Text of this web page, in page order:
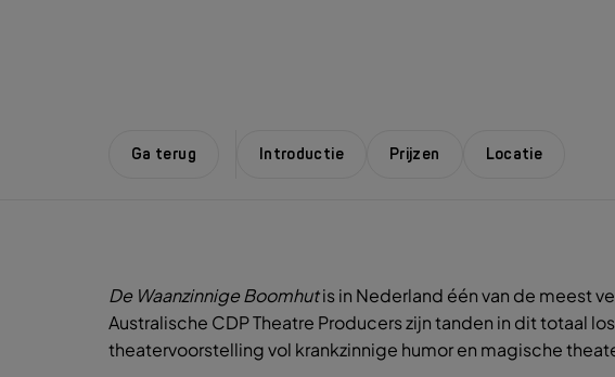
Ga terug Introductie Prijzen Locatie
De Waanzinnige Boomhutis in Nederland één van de meest
Australische CDP Theatre Producers zijn tanden in dit totaal
theatervoorstelling vol krankzinnige humor en magische